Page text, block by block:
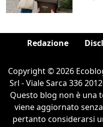
Redazione
Copyright © 2026
Srl - Viale Sarca 336
Questo blog non è una
viene aggiornato
pertanto considerarsi